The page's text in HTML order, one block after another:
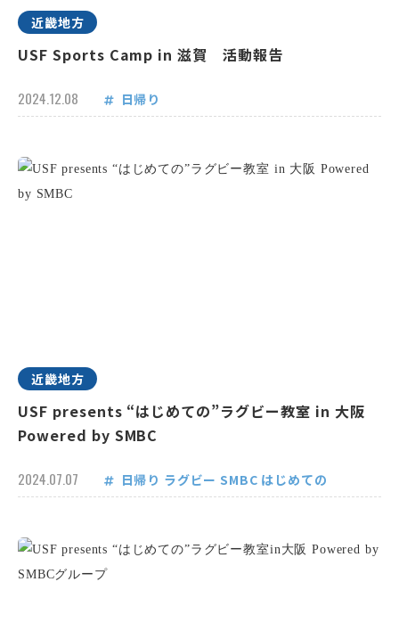
近畿地方
USF Sports Camp in 滋賀 活動報告
2024.12.08 日帰り
近畿地方
USF presents “はじめての”ラグビー教室 in 大阪
Powered by SMBC
2024.07.07 日帰り ラグビー SMBC はじめての